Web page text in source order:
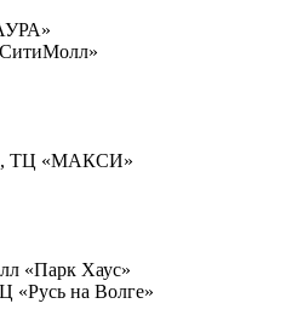
ТЦ «МАКСИ»
«Парк Хаус»
«Русь на Волге»